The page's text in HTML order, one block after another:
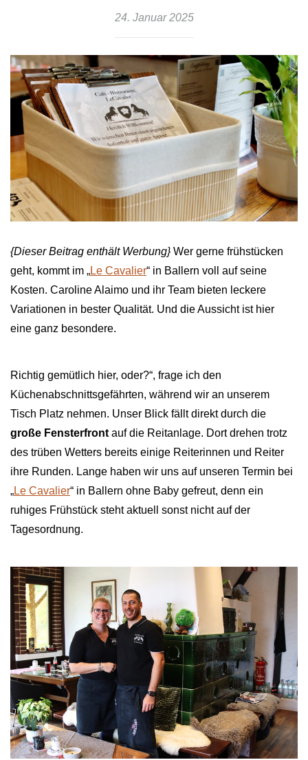
24. Januar 2025
{Dieser Beitrag enthält Werbung} Wer gerne frühstücken
geht, kommt im „Le Cavalier“ in Ballern voll auf seine
Kosten. Caroline Alaimo und ihr Team bieten leckere
Variationen in bester Qualität. Und die Aussicht ist hier
eine ganz besondere.
Richtig gemütlich hier, oder?“, frage ich den
Küchenabschnittsgefährten, während wir an unserem
Tisch Platz nehmen. Unser Blick fällt direkt durch die
große Fensterfront auf die Reitanlage. Dort drehen trotz
des trüben Wetters bereits einige Reiterinnen und Reiter
ihre Runden. Lange haben wir uns auf unseren Termin bei
„Le Cavalier“ in Ballern ohne Baby gefreut, denn ein
ruhiges Frühstück steht aktuell sonst nicht auf der
Tagesordnung.